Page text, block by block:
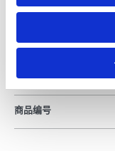
h
h1
商品编号